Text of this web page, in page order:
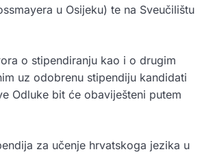
u Osijeku) te na Sveučilištu
o stipendiranju kao i o drugim
uz odobrenu stipendiju kandidati
Odluke bit će obaviješteni putem
za učenje hrvatskoga jezika u